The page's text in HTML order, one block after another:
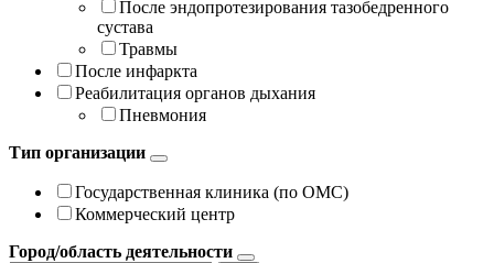
После эндопротезирования тазобедренного
сустава
Травмы
После инфаркта
Реабилитация органов дыхания
Пневмония
Тип организации
Государственная клиника (по ОМС)
Коммерческий центр
Город/область деятельности